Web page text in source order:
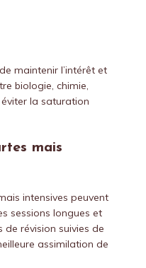
maintenir l’intérêt et
biologie, chimie,
la saturation
mais
intensives peuvent
sessions longues et
révision suivies de
assimilation de